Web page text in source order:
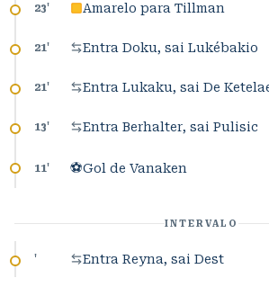
23' Amarelo para Tillman
21' Entra Doku, sai Lukébakio
21' Entra Lukaku, sai De
13' Entra Berhalter, sai Pulisic
11' ⚽Gol de Vanaken
INTERVALO
' Entra Reyna, sai Dest